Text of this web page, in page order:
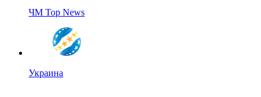
ЧМ Top News
Украина